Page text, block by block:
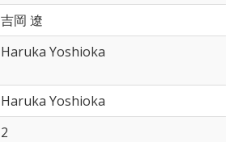
吉岡 遼
Haruka Yoshioka
Haruka Yoshioka
2